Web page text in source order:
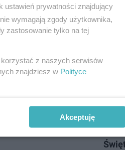
Polub nas na
To
ustawień prywatności znajdujący
wymagają zgody użytkownika,
zastosowanie tylko na tej
z naszych serwisów
znajdziesz w Polityce
Akceptuję